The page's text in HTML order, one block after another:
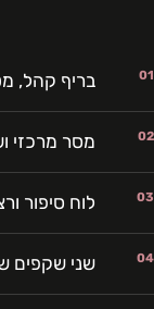
01 בריף קהל,
02 מסר מרכזי
03 לוח סיפור
04 שני שקפים